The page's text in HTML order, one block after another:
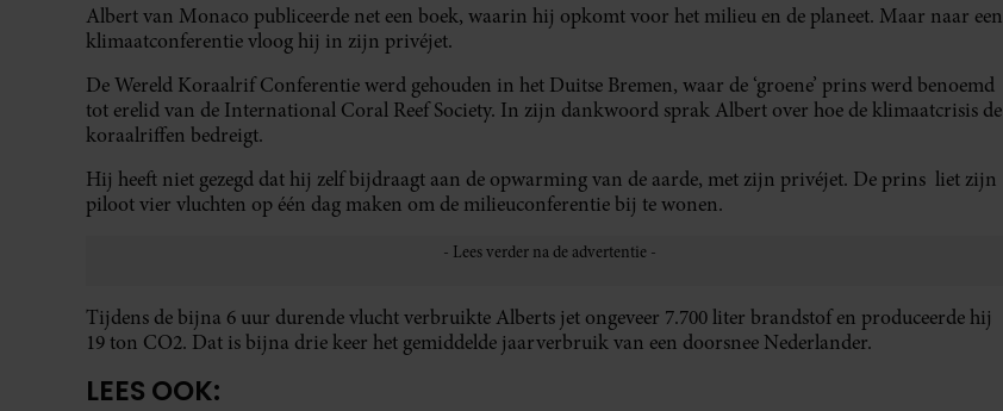
Albert van Monaco publiceerde net een boek, waarin hij opkomt voor het milieu en de planeet. Maar naar een
klimaatconferentie vloog hij in zijn privéjet.
De Wereld Koraalrif Conferentie werd gehouden in het Duitse Bremen, waar de ‘groene’ prins werd benoemd
tot erelid van de International Coral Reef Society. In zijn dankwoord sprak Albert over hoe de klimaatcrisis de
koraalriffen bedreigt.
Hij heeft niet gezegd dat hij zelf bijdraagt aan de opwarming van de aarde, met zijn privéjet. De prins liet zijn
piloot vier vluchten op één dag maken om de milieuconferentie bij te wonen.
Tijdens de bijna 6 uur durende vlucht verbruikte Alberts jet ongeveer 7.700 liter brandstof en produceerde hij
19 ton CO2. Dat is bijna drie keer het gemiddelde jaarverbruik van een doorsnee Nederlander.
LEES OOK: